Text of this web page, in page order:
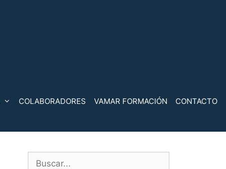
COLABORADORES VAMAR FORMACIÓN CONTACTO
Buscar: